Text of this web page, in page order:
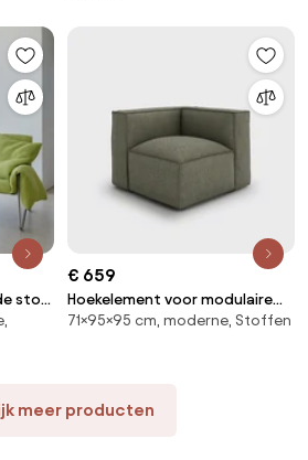
stof
€ 659
Hoekelement voor modulaire
bank, in structuurstof, Seven
71×95×95 cm, moderne, Stoffen
meer producten